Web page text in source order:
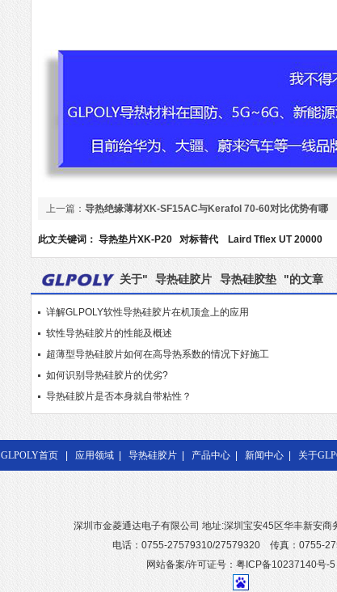
上一篇： 导热绝缘薄材XK-SF15AC与Kerafol 70-60对比优势有哪
些？
此文关键词： 导热垫片XK-P20 对标替代 Laird Tflex UT 20000
关于" 导热硅胶片 导热硅胶垫 "的文章
详解GLPOLY软性导热硅胶片在机顶盒上的应用
软性导热硅胶片的性能及概述
超薄型导热硅胶片如何在高导热系数的情况下好施工
如何识别导热硅胶片的优劣?
导热硅胶片是否本身就自带粘性？
GLPOLY首页 应用领域 导热硅胶片 产品中心 新闻中心 关于
深圳市金菱通达电子有限公司 地址:深圳宝安45区华丰新安商
电话：0755-27579310/27579320 传真：0755-
网站备案/许可证号：粤ICP备10237140号-5